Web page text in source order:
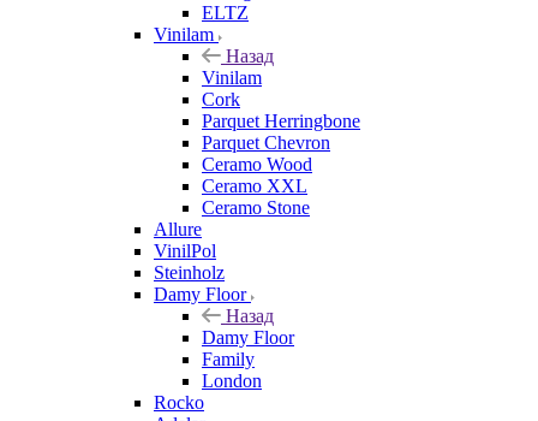
ELTZ
Vinilam
Назад
Vinilam
Cork
Parquet Herringbone
Parquet Chevron
Ceramo Wood
Ceramo XXL
Ceramo Stone
Allure
VinilPol
Steinholz
Damy Floor
Назад
Damy Floor
Family
London
Rocko